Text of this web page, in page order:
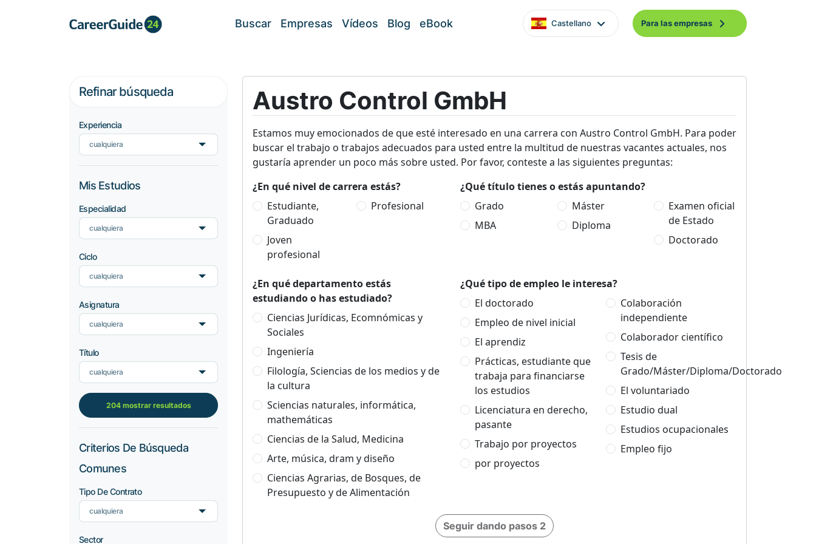
Buscar Empresas Vídeos Blog eBook Castellano Para las empresas
Refinar búsqueda
Experiencia
cualquiera
Mis Estudios
Especialidad
cualquiera
Ciclo
cualquiera
Asignatura
cualquiera
Título
cualquiera
204 mostrar resultados
Criterios De Búsqueda
Comunes
Tipo De Contrato
cualquiera
Sector
Austro Control GmbH
Estamos muy emocionados de que esté interesado en una carrera con Austro Control GmbH. Para poder
buscar el trabajo o trabajos adecuados para usted entre la multitud de nuestras vacantes actuales, nos
gustaría aprender un poco más sobre usted. Por favor, conteste a las siguientes preguntas:
¿En qué nivel de carrera estás?
Estudiante,
Graduado
Joven
profesional
Profesional
¿Qué título tienes o estás apuntando?
Grado
MBA
Máster
Diploma
Examen oficial
de Estado
Doctorado
¿En qué departamento estás
estudiando o has estudiado?
Ciencias Jurídicas, Ecomnómicas y
Sociales
Ingeniería
Filología, Sciencias de los medios y de
la cultura
Sciencias naturales, informática,
mathemáticas
Ciencias de la Salud, Medicina
Arte, música, dram y diseño
Ciencias Agrarias, de Bosques, de
Presupuesto y de Alimentación
¿Qué tipo de empleo le interesa?
El doctorado
Empleo de nivel inicial
El aprendiz
Prácticas, estudiante que
trabaja para financiarse
los estudios
Licenciatura en derecho,
pasante
Trabajo por proyectos
por proyectos
Colaboración
independiente
Colaborador científico
Tesis de
Grado/Máster/Diploma/Doctorado
El voluntariado
Estudio dual
Estudios ocupacionales
Empleo fijo
Seguir dando pasos 2